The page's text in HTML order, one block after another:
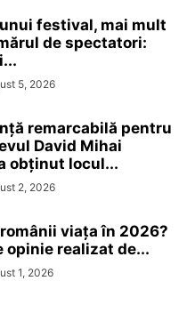
festival, mai mult
de spectatori:
5, 2026
remarcabilă pentru
David Mihai
obținut locul...
2, 2026
viața în 2026?
opinie realizat de...
1, 2026